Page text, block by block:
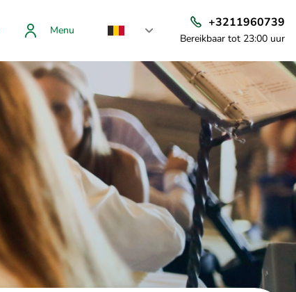
Menu
+3211960739
Bereikbaar tot 23:00 uur